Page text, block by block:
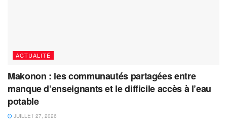
ACTUALITÉ
Makonon : les communautés partagées entre
manque d’enseignants et le difficile accès à l’eau
potable
JUILLET 27, 2026